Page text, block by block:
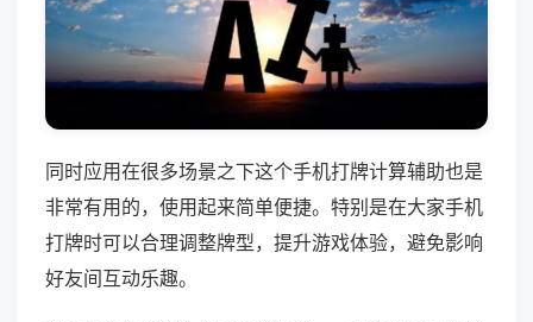
同时应用在很多场景之下这个手机打牌计算辅助也是
非常有用的，使用起来简单便捷。特别是在大家手机
打牌时可以合理调整牌型，提升游戏体验，避免影响
好友间互动乐趣。